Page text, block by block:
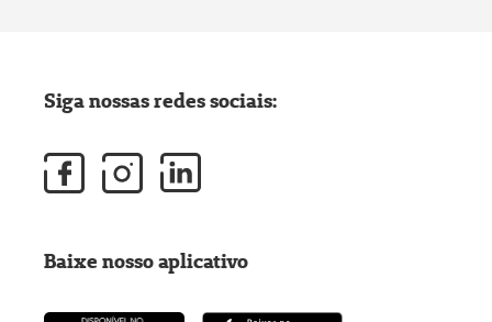
Siga nossas redes sociais:
Baixe nosso aplicativo